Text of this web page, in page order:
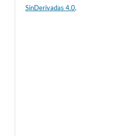
SinDerivadas 4.0.